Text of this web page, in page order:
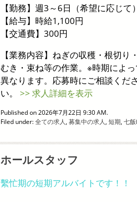
【勤務】週3～6日（希望に応じて
【給与】時給1,100円
【交通費】300円
【業務内容】ねぎの収穫・根切り
むき・束ね等の作業。※時期によ
異なります。応募時にご相談くだ
い。 >> 求人詳細を表示
Published on 2026年7月22日 9:30 AM.
Filed under:全ての求人, 募集中の求人, 短期, 七
ホールスタッフ
繫忙期の短期アルバイトです！！